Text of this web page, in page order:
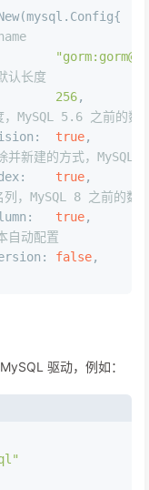
长度
256,
true,
时采用删除
true,
重命名
true,
前
false
驱动，例如：